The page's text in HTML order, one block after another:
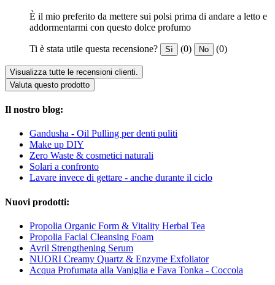
È il mio preferito da mettere sui polsi prima di andare a letto e
addormentarmi con questo dolce profumo
Ti è stata utile questa recensione? Sì (0) No (0)
Visualizza tutte le recensioni clienti.
Valuta questo prodotto
Il nostro blog:
Gandusha - Oil Pulling per denti puliti
Make up DIY
Zero Waste & cosmetici naturali
Solari a confronto
Lavare invece di gettare - anche durante il ciclo
Nuovi prodotti:
Propolia Organic Form & Vitality Herbal Tea
Propolia Facial Cleansing Foam
Avril Strengthening Serum
NUORI Creamy Quartz & Enzyme Exfoliator
Acqua Profumata alla Vaniglia e Fava Tonka - Coccola